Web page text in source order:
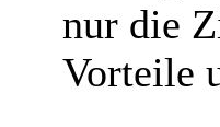
nur die
Vorteile